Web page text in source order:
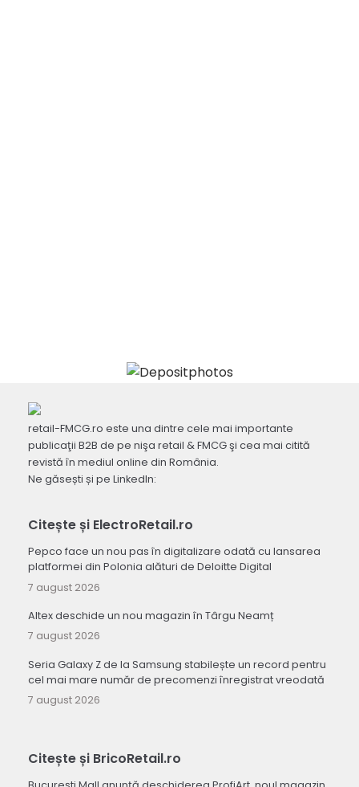
retail-FMCG.ro este una dintre cele mai importante
publicaţii B2B de pe nişa retail & FMCG şi cea mai citită
revistă în mediul online din România.
Ne găsești și pe LinkedIn:
Citește și ElectroRetail.ro
Pepco face un nou pas în digitalizare odată cu lansarea
platformei din Polonia alături de Deloitte Digital
7 august 2026
Altex deschide un nou magazin în Târgu Neamț
7 august 2026
Seria Galaxy Z de la Samsung stabilește un record pentru
cel mai mare număr de precomenzi înregistrat vreodată
7 august 2026
Citește și BricoRetail.ro